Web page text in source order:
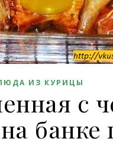
ИЗ КУРИЦЫ
с
банке